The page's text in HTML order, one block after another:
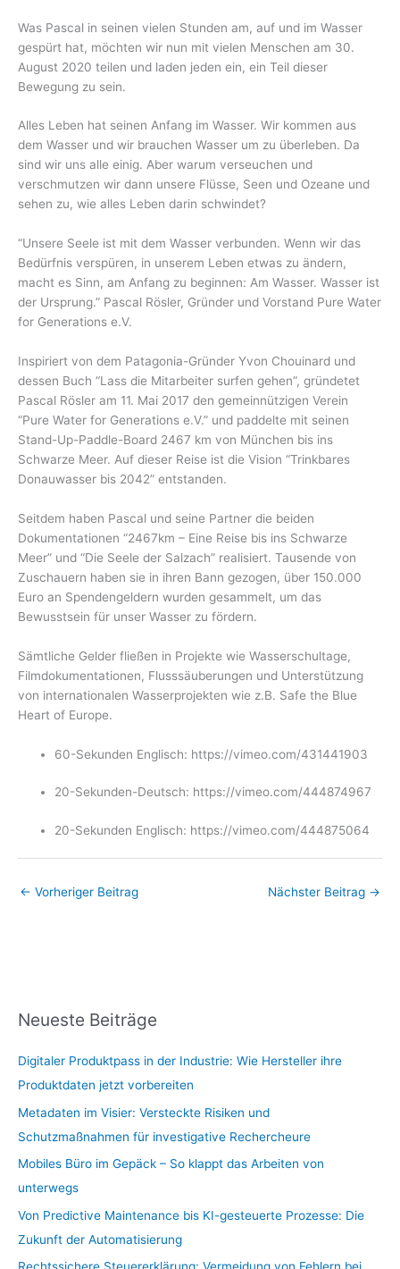
Was Pascal in seinen vielen Stunden am, auf und im Wasser
gespürt hat, möchten wir nun mit vielen Menschen am 30.
August 2020 teilen und laden jeden ein, ein Teil dieser
Bewegung zu sein.
Alles Leben hat seinen Anfang im Wasser. Wir kommen aus
dem Wasser und wir brauchen Wasser um zu überleben. Da
sind wir uns alle einig. Aber warum verseuchen und
verschmutzen wir dann unsere Flüsse, Seen und Ozeane und
sehen zu, wie alles Leben darin schwindet?
“Unsere Seele ist mit dem Wasser verbunden. Wenn wir das
Bedürfnis verspüren, in unserem Leben etwas zu ändern,
macht es Sinn, am Anfang zu beginnen: Am Wasser. Wasser ist
der Ursprung.” Pascal Rösler, Gründer und Vorstand Pure Water
for Generations e.V.
Inspiriert von dem Patagonia-Gründer Yvon Chouinard und
dessen Buch “Lass die Mitarbeiter surfen gehen”, gründetet
Pascal Rösler am 11. Mai 2017 den gemeinnützigen Verein
“Pure Water for Generations e.V.” und paddelte mit seinen
Stand-Up-Paddle-Board 2467 km von München bis ins
Schwarze Meer. Auf dieser Reise ist die Vision “Trinkbares
Donauwasser bis 2042” entstanden.
Seitdem haben Pascal und seine Partner die beiden
Dokumentationen “2467km – Eine Reise bis ins Schwarze
Meer” und “Die Seele der Salzach” realisiert. Tausende von
Zuschauern haben sie in ihren Bann gezogen, über 150.000
Euro an Spendengeldern wurden gesammelt, um das
Bewusstsein für unser Wasser zu fördern.
Sämtliche Gelder fließen in Projekte wie Wasserschultage,
Filmdokumentationen, Flusssäuberungen und Unterstützung
von internationalen Wasserprojekten wie z.B. Safe the Blue
Heart of Europe.
60-Sekunden Englisch: https://vimeo.com/431441903
20-Sekunden-Deutsch: https://vimeo.com/444874967
20-Sekunden Englisch: https://vimeo.com/444875064
← Vorheriger Beitrag Nächster Beitrag →
Neueste Beiträge
Digitaler Produktpass in der Industrie: Wie Hersteller ihre
Produktdaten jetzt vorbereiten
Metadaten im Visier: Versteckte Risiken und
Schutzmaßnahmen für investigative Rechercheure
Mobiles Büro im Gepäck – So klappt das Arbeiten von
unterwegs
Von Predictive Maintenance bis KI-gesteuerte Prozesse: Die
Zukunft der Automatisierung